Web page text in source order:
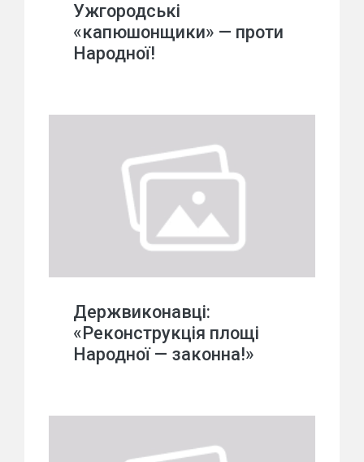
Ужгородські
«капюшонщики» — проти
Народної!
Держвиконавці:
«Реконструкція площі
Народної — законна!»